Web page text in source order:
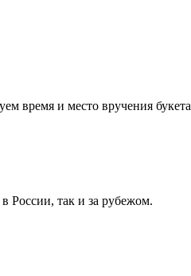
время и место вручения букета
России, так и за рубежом.